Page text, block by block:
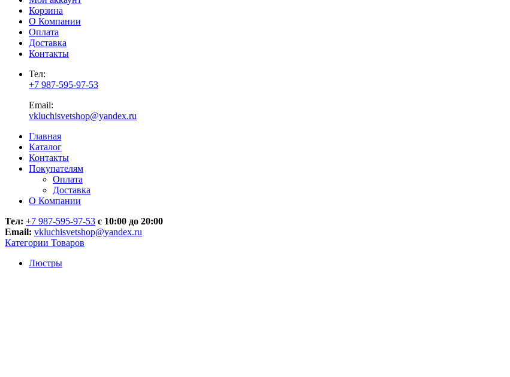
Корзина
О Компании
Оплата
Доставка
Контакты
Тел:
+7 987-595-97-53
Email:
vkluchisvetshop@yandex.ru
Главная
Каталог
Контакты
Покупателям
Оплата
Доставка
О Компании
Тел: +7 987-595-97-53 с 10:00 до 20:00
Email: vkluchisvetshop@yandex.ru
Категории Товаров
Люстры